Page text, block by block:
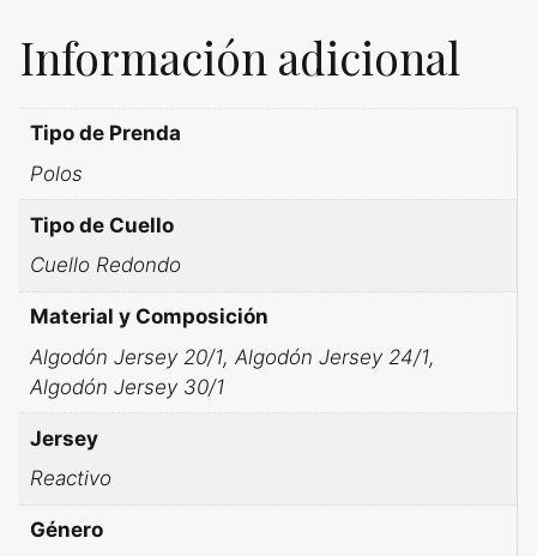
Información adicional
Tipo de Prenda
Polos
Tipo de Cuello
Cuello Redondo
Material y Composición
Algodón Jersey 20/1, Algodón Jersey 24/1,
Algodón Jersey 30/1
Jersey
Reactivo
Género